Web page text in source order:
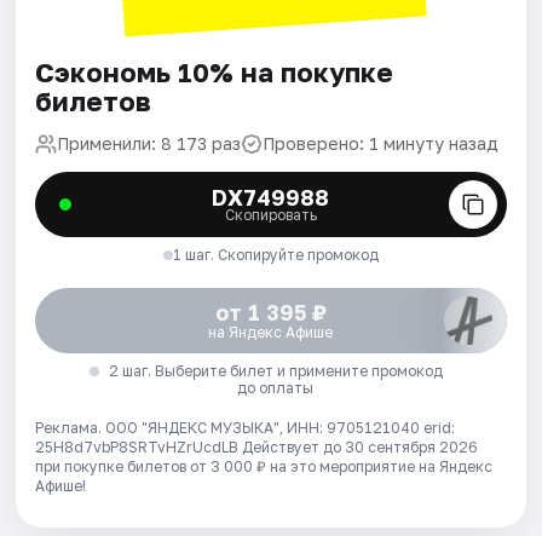
Сэкономь 10% на покупке
билетов
Применили: 8 173 раз Проверено: 1 минуту назад
DX749988
Скопировать
1 шаг. Скопируйте промокод
от 1 395 ₽
на Яндекс Афише
2 шаг. Выберите билет и примените промокод
до оплаты
Реклама. ООО "ЯНДЕКС МУЗЫКА", ИНН: 9705121040 erid:
25H8d7vbP8SRTvHZrUcdLB Действует до 30 сентября 2026
при покупке билетов от 3 000 ₽ на это мероприятие на Яндекс
Афише!